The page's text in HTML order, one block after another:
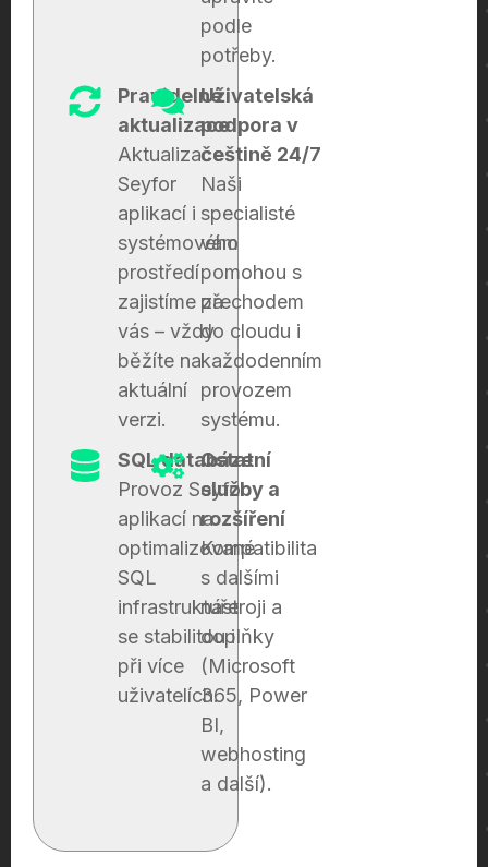
podle
potřeby.​
Pravidelné
aktualizace
Aktualizace
Seyfor
aplikací i
systémového
prostředí
zajistíme za
vás – vždy
běžíte na
aktuální
verzi.​
Uživatelská
podpora v
češtině 24/7
Naši
specialisté
vám
pomohou s
přechodem
do cloudu i
každodenním
provozem
systému.​
SQL databáze
Provoz Seyfor
aplikací na
optimalizované
SQL
infrastruktuře
se stabilitou i
při více
uživatelích.​
Ostatní
služby a
rozšíření
Kompatibilita
s dalšími
nástroji a
doplňky
(Microsoft
365, Power
BI,
webhosting
a další).​